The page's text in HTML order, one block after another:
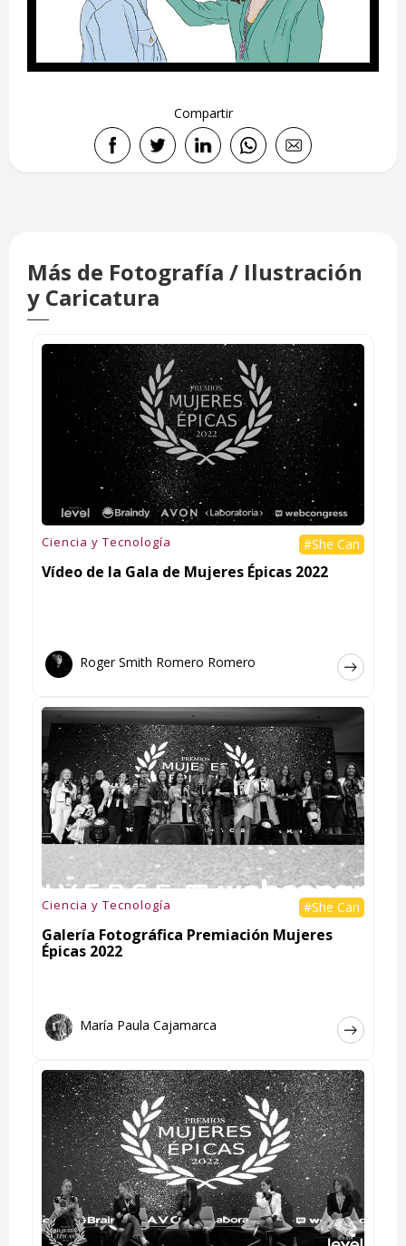
Compartir
Más de Fotografía / Ilustración
y Caricatura
Ciencia y Tecnología #She Can
Vídeo de la Gala de Mujeres Épicas 2022
Roger Smith Romero Romero
Ciencia y Tecnología #She Can
Galería Fotográfica Premiación Mujeres
Épicas 2022
María Paula Cajamarca